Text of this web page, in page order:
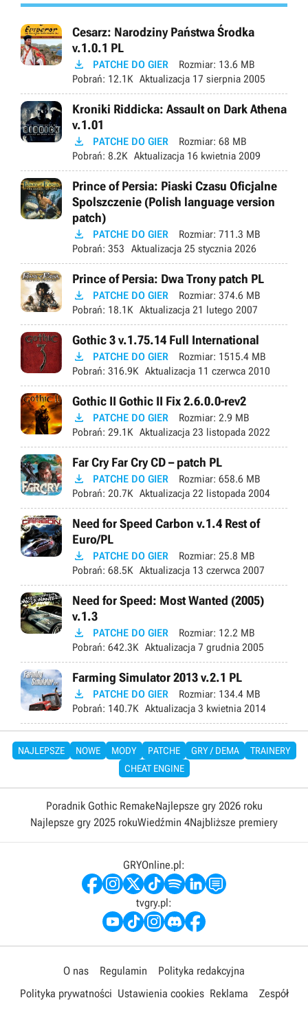
Cesarz: Narodziny Państwa Środka
v.1.0.1 PL
 PATCHE DO GIER Rozmiar: 13.6 MB
Pobrań: 12.1K Aktualizacja 17 sierpnia 2005
Kroniki Riddicka: Assault on Dark Athena
v.1.01
 PATCHE DO GIER Rozmiar: 68 MB
Pobrań: 8.2K Aktualizacja 16 kwietnia 2009
Prince of Persia: Piaski Czasu Oficjalne
Spolszczenie (Polish language version
patch)
 PATCHE DO GIER Rozmiar: 711.3 MB
Pobrań: 353 Aktualizacja 25 stycznia 2026
Prince of Persia: Dwa Trony patch PL
 PATCHE DO GIER Rozmiar: 374.6 MB
Pobrań: 18.1K Aktualizacja 21 lutego 2007
Gothic 3 v.1.75.14 Full International
 PATCHE DO GIER Rozmiar: 1515.4 MB
Pobrań: 316.9K Aktualizacja 11 czerwca 2010
Gothic II Gothic II Fix 2.6.0.0-rev2
 PATCHE DO GIER Rozmiar: 2.9 MB
Pobrań: 29.1K Aktualizacja 23 listopada 2022
Far Cry Far Cry CD – patch PL
 PATCHE DO GIER Rozmiar: 658.6 MB
Pobrań: 20.7K Aktualizacja 22 listopada 2004
Need for Speed Carbon v.1.4 Rest of
Euro/PL
 PATCHE DO GIER Rozmiar: 25.8 MB
Pobrań: 68.5K Aktualizacja 13 czerwca 2007
Need for Speed: Most Wanted (2005)
v.1.3
 PATCHE DO GIER Rozmiar: 12.2 MB
Pobrań: 642.3K Aktualizacja 7 grudnia 2005
Farming Simulator 2013 v.2.1 PL
 PATCHE DO GIER Rozmiar: 134.4 MB
Pobrań: 140.7K Aktualizacja 3 kwietnia 2014
NAJLEPSZE NOWE MODY PATCHE GRY / DEMA
TRAINERY
CHEAT ENGINE
Poradnik Gothic RemakeNajlepsze gry 2026 roku
Najlepsze gry 2025 rokuWiedźmin 4Najbliższe premiery
GRYOnline.pl:
tvgry.pl:
O nas Regulamin
Polityka redakcyjna
Polityka prywatności Ustawienia cookies Reklama
Zespół